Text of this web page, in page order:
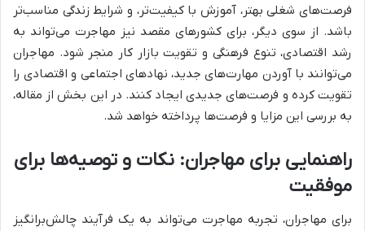
فرصت‌های شغلی بهتر، آموزش با کیفیت‌تر، و شرایط زندگی مناسب‌تر
باشد. از سوی دیگر، برای کشورهای مقصد نیز مهاجرت می‌تواند به
رشد اقتصادی، تنوع فرهنگی و تقویت بازار کار منجر شود. مهاجران
می‌توانند با آوردن مهارت‌های جدید، نهادهای اجتماعی و اقتصادی را
تقویت کرده و فرصت‌های جدیدی ایجاد کنند. در این بخش از مقاله،
به بررسی این مزایا و فرصت‌ها پرداخته خواهد شد.
راهنمایی برای مهاجران: نکات و توصیه‌ها برای
موفقیت
برای مهاجران، تجربه مهاجرت می‌تواند به یک فرآیند چالش‌برانگیز